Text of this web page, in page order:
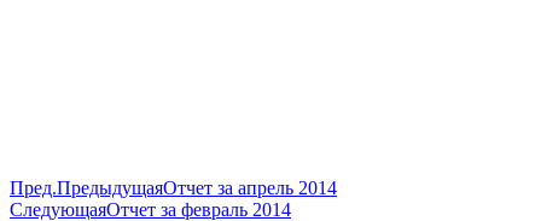
Пред.ПредыдущаяОтчет за апрель 2014
СледующаяОтчет за февраль 2014